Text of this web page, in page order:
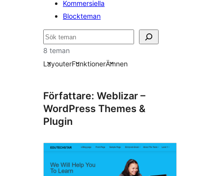
Kommersiella
Blockteman
Sök
8 teman
LayouterFunktionerÄmnen
Författare: Weblizar –
WordPress Themes &
Plugin